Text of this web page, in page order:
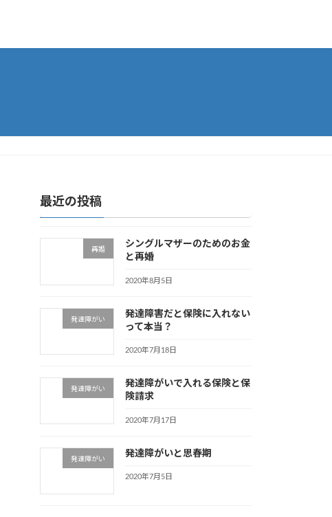
最近の投稿
再婚
シングルマザーのためのお金
と再婚
2020年8月5日
発達障がい
発達障害だと保険に入れない
って本当？
2020年7月18日
発達障がい
発達障がいで入れる保険と保
険請求
2020年7月17日
発達障がい
発達障がいと思春期
2020年7月5日